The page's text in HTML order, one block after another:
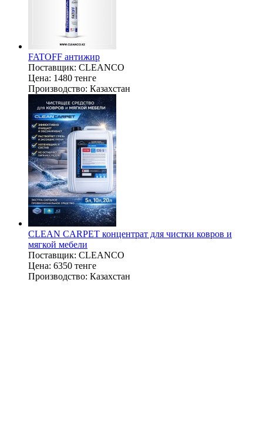
FATOFF антижир
Поставщик: CLEANCO
Цена: 1480 тенге
Производство: Казахстан
CLEAN CARPET концентрат для чистки ковров и
мягкой мебели
Поставщик: CLEANCO
Цена: 6350 тенге
Производство: Казахстан